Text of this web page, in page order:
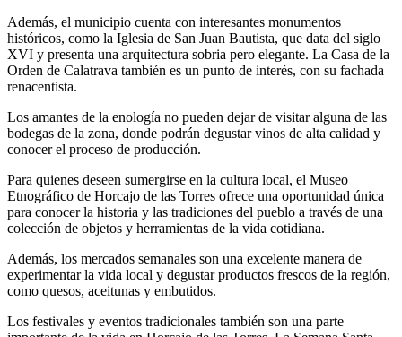
Además, el municipio cuenta con interesantes monumentos
históricos, como la Iglesia de San Juan Bautista, que data del siglo
XVI y presenta una arquitectura sobria pero elegante. La Casa de la
Orden de Calatrava también es un punto de interés, con su fachada
renacentista.
Los amantes de la enología no pueden dejar de visitar alguna de las
bodegas de la zona, donde podrán degustar vinos de alta calidad y
conocer el proceso de producción.
Para quienes deseen sumergirse en la cultura local, el Museo
Etnográfico de Horcajo de las Torres ofrece una oportunidad única
para conocer la historia y las tradiciones del pueblo a través de una
colección de objetos y herramientas de la vida cotidiana.
Además, los mercados semanales son una excelente manera de
experimentar la vida local y degustar productos frescos de la región,
como quesos, aceitunas y embutidos.
Los festivales y eventos tradicionales también son una parte